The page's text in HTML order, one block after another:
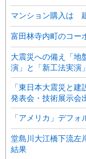
マンション購入は
富田林寺内町のコー
大震災への備え「地
演」と「新工法実演」
「東日本大震災と
発表会・技術展示会
「アメリカ」デフ
堂島川大江橋下流左
結果